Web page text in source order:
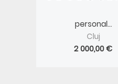
personal...
Cluj
2 000,00 €